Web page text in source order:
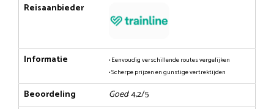
Reisaanbieder
Informatie
• Eenvoudig verschillende routes vergelijken
• Scherpe prijzen en gunstige vertrektijden
Beoordeling Goed: 4,2/5